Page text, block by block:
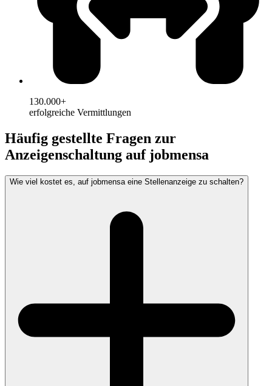
130.000+
erfolgreiche Vermittlungen
Häufig gestellte Fragen zur
Anzeigenschaltung auf jobmensa
Wie viel kostet es, auf jobmensa eine Stellenanzeige zu schalten?